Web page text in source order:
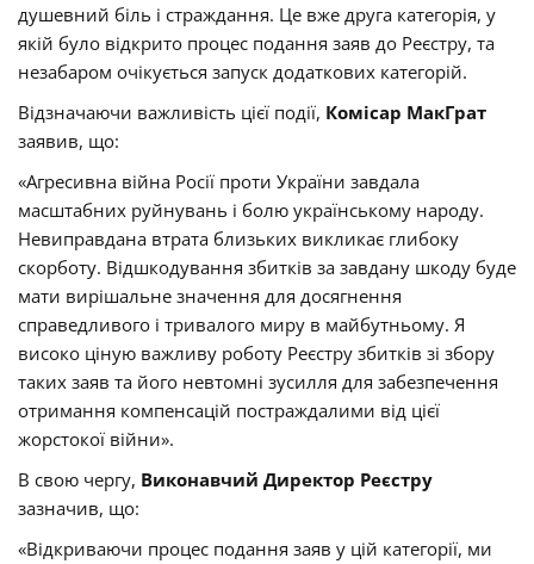
душевний біль і страждання. Це вже друга категорія, у
якій було відкрито процес подання заяв до Реєстру, та
незабаром очікується запуск додаткових категорій.
Відзначаючи важливість цієї події, Комісар МакГрат
заявив, що:
«Агресивна війна Росії проти України завдала
масштабних руйнувань і болю українському народу.
Невиправдана втрата близьких викликає глибоку
скорботу. Відшкодування збитків за завдану шкоду буде
мати вирішальне значення для досягнення
справедливого і тривалого миру в майбутньому. Я
високо ціную важливу роботу Реєстру збитків зі збору
таких заяв та його невтомні зусилля для забезпечення
отримання компенсацій постраждалими від цієї
жорстокої війни».
В свою чергу, Виконавчий Директор Реєстру
зазначив, що:
«Відкриваючи процес подання заяв у цій категорії, ми